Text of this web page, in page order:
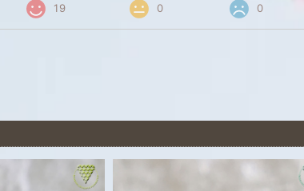
19 0 0